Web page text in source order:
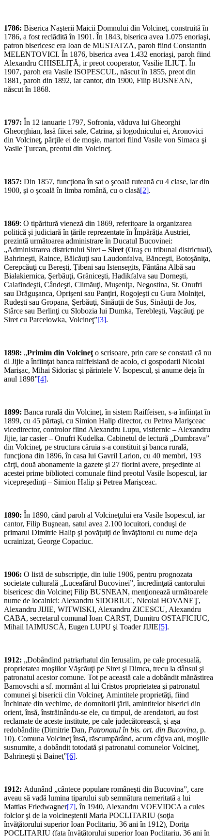
1786: Biserica Naşterii Maicii Domnului din Volcineţ, construită în
1786, a fost reclădită în 1901. În 1843, biserica avea 1.075 enoriaşi,
patron bisericesc era Ioan de MUSTATZA, paroh fiind Constantin
MELENTOVICI. În 1876, biserica avea 1.432 enoriaşi, paroh fiind
Alexandru CHISELIŢĂ, ir preot cooperator, Vasilie ILIUŢ. În
1907, paroh era Vasile ISOPESCUL, născut în 1855, preot din
1881, paroh din 1892, iar cantor, din 1900, Filip BUSNEAN,
născut în 1868.
1797: În 12 ianuarie 1797, Sofronia, văduva lui Gheorghi
Gheorghian, lasă fiicei sale, Catrina, şi logodnicului ei, Aronovici
din Volcineţ, părţile ei de moşie, martori fiind Vasile von Simaca şi
Vasile Ţurcan, preotul din Volcineţ.
1857: Din 1857, funcţiona în sat o şcoală ruteană cu 4 clase, iar din
1900, şi o şcoală în limba română, cu o clasă[2].
1869: O tipăritură vieneză din 1869, referitoare la organizarea
politică și judiciară în țările reprezentate în Împărăţia Austriei,
prezintă următoarea administrare în Ducatul Bucovinei:
„Administrarea districtului Siret – Siret (Oraş cu tribunal districtual),
Bahrineşti, Raince, Bălcăuţi sau Laudonfalva, Bănceşti, Botoşăniţa,
Cerepcăuţi cu Bereşti, Ţibeni sau Istensegits, Fântâna Albă sau
Białakiernica, Şerbăuţi, Grăniceşti, Hadikfalva sau Dorneşti,
Calafindeşti, Cândeşti, Climăuţi, Muşeniţa, Negostina, St. Onufri
sau Drăguşanca, Oprişeni sau Panţiri, Rogojeşti cu Gura Molniţei,
Rudeşti sau Gropana, Şerbăuţi, Sinăuţii de Sus, Sinăuţii de Jos,
Stârce sau Berlinţi cu Slobozia lui Dumka, Terebleşti, Vaşcăuţi pe
Siret cu Parcelowka, Volcineţ”[3].
1898: „Primim din Volcineţ o scrisoare, prin care se constată că nu
dl Jijie a înfiinţat banca raiffeisiană de acolo, ci gospodarii Nicolai
Marişac, Mihai Sidoriac şi părintele V. Isopescul, şi anume deja în
anul 1898”[4].
1899: Banca rurală din Volcineţ, în sistem Raiffeisen, s-a înfiinţat în
1899, cu 45 părtaşi, cu Simion Halip director, cu Petrea Marişceac
vicedirector, controlor fiind Alexandru Lupu, vistiernic – Alexandru
Jijie, iar casier – Onufri Kudelka. Cabinetul de lectură „Dumbrava”
din Volcineţ, pe structura căruia s-a constituit şi banca rurală,
funcţiona din 1896, în casa lui Gavril Larion, cu 40 membri, 193
cărţi, două abonamente la gazete şi 27 florini avere, preşedinte al
acestei prime biblioteci comunale fiind preotul Vasile Isopescul, iar
vicepreşedinţi – Simion Halip şi Petrea Marişceac.
1890: În 1890, când paroh al Volcineţului era Vasile Isopescul, iar
cantor, Filip Buşnean, satul avea 2.100 locuitori, conduşi de
primarul Dimitrie Halip şi povăţuiţi de învăţătorul cu nume deja
ucrainizat, George Copaciuc.
1906: O listă de subscripţie, din iulie 1906, pentru prognozata
societate culturală „Luceafărul Bucovinei”, încredinţată cantorului
bisericesc din Volcineţ Filip BUSNEAN, menţionează următoarele
nume de localnici: Alexandru SIDORIUC, Nicolai HOVANEŢ,
Alexandru JIJIE, WITWISKI, Alexandru ZICESCU, Alexandru
CABA, secretarul comunal Ioan CARST, Dumitru OSTAFICIUC,
Mihail IAIMUSCĂ, Eugen LUPU şi Toader JIJIE[5].
1912: „Dobândind patriarhatul din Ierusalim, pe cale procesuală,
proprietatea moşiilor Văşcăuţi pe Siret şi Dimca, trecu la dânsul şi
patronatul acestor comune. Tot pe această cale a dobândit mănăstirea
Barnovschi a sf. mormânt al lui Cristos proprietatea şi patronatul
comunei şi bisericii clin Volcineţ. Amintitele proprietăţi, fiind
închinate din vechime, de domnitorii ţării, amintitelor biserici din
orient, însă, înstrăinându-se ele, cu timpul, de arendatori, au fost
reclamate de aceste institute, pe cale judecătorească, şi aşa
redobândite (Dimitrie Dan, Patronatul în bis. ort. din Bucovina, p.
10). Comuna Volcineţ însă, răscumpărând, acum câţiva ani, moşiile
susnumite, a dobândit totodată şi patronatul comunelor Volcineţ,
Bahrineşti şi Baineţ”[6].
1912: Adunând „cântece populare româneşti din Bucovina”, care
aveau să vadă lumina tiparului sub semnătura nemeritată a lui
Mattias Friedwagner[7], în 1940, Alexandru VOEVIDCA a cules
folclor şi de la volcineştenii Maria POCLITARIU (soţia
învăţătorului superior Ioan Poclitariu, 36 ani în 1912), Doriţa
POCLITARIU (fata învăţătorului superior Ioan Poclitariu, 36 ani în